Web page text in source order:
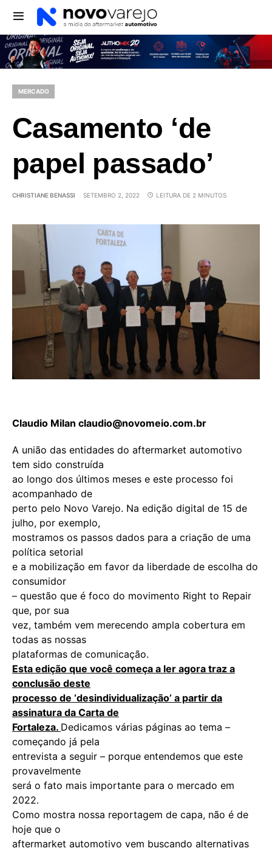
MERCADO
Casamento ‘de
papel passado’
CHRISTIANE BENASSI SETEMBRO 2, 2022 LEITURA DE 2 MINUTOS
Claudio Milan claudio@novomeio.com.br
A união das entidades do aftermarket automotivo
tem sido construída
ao longo dos últimos meses e este processo foi
acompanhado de
perto pelo Novo Varejo. Na edição digital de 15 de
julho, por exemplo,
mostramos os passos dados para a criação de uma
política setorial
e a mobilização em favor da liberdade de escolha do
consumidor
– questão que é foco do movimento Right to Repair
que, por sua
vez, também vem merecendo ampla cobertura em
todas as nossas
plataformas de comunicação.
Esta edição que você começa a ler agora traz a
conclusão deste
processo de ‘desindividualização’ a partir da
assinatura da Carta de
Fortaleza. Dedicamos várias páginas ao tema –
começando já pela
entrevista a seguir – porque entendemos que este
provavelmente
será o fato mais importante para o mercado em
2022.
Como mostra nossa reportagem de capa, não é de
hoje que o
aftermarket automotivo vem buscando alternativas